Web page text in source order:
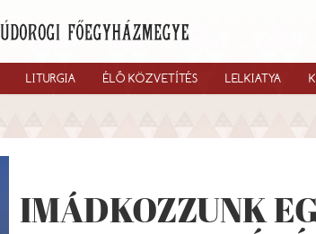
LITURGIA ÉLŐ KÖZVETÍTÉS LELKIATYA
IMÁDKOZZUNK